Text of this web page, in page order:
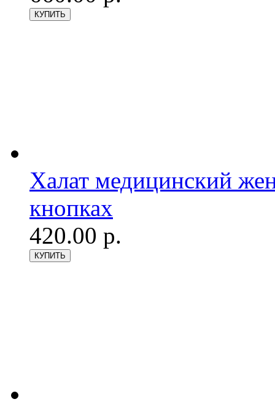
Халат медицинский
кнопках
420.00 р.